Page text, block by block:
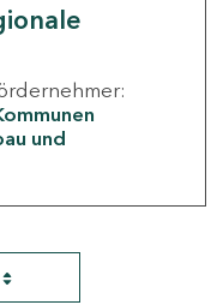
und